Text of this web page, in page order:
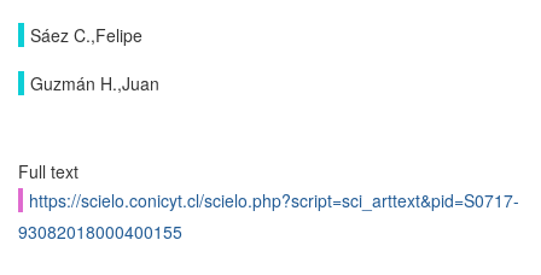
Sáez C.,Felipe
Guzmán H.,Juan
Full text
https://scielo.conicyt.cl/scielo.php?script=sci_arttext&pid=S0717-
93082018000400155